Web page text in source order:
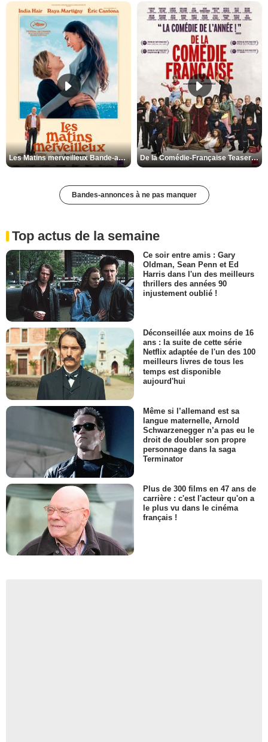
Les Matins merveilleux Bande-annonce VF De la Comédie-Française Teaser VF
Bandes-annonces à ne pas manquer
Top actus de la semaine
Ce soir entre amis : Gary
Oldman, Sean Penn et Ed
Harris dans l'un des meilleurs
thrillers des années 90
injustement oublié !
Déconseillée aux moins de 16
ans : la suite de cette série
Netflix adaptée de l'un des 100
meilleurs livres de tous les
temps est disponible
aujourd'hui
Même si l’allemand est sa
langue maternelle, Arnold
Schwarzenegger n’a pas eu le
droit de doubler son propre
personnage dans la saga
Terminator
Plus de 300 films en 47 ans de
carrière : c'est l'acteur qu'on a
le plus vu dans le cinéma
français !